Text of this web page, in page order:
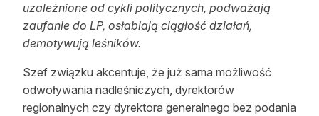
uzależnione od cykli politycznych, podważają
zaufanie do LP, osłabiają ciągłość działań,
demotywują leśników.
Szef związku akcentuje, że już sama możliwość
odwoływania nadleśniczych, dyrektorów
regionalnych czy dyrektora generalnego bez podania